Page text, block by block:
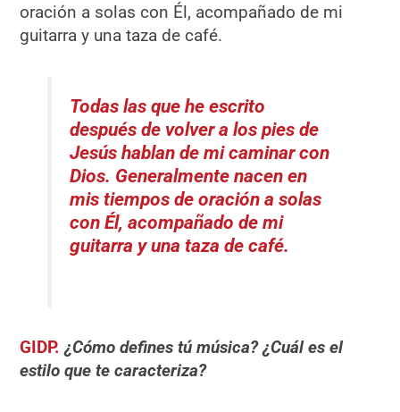
oración a solas con Él, acompañado de mi
guitarra y una taza de café.
Todas las que he escrito
después de volver a los pies de
Jesús hablan de mi caminar con
Dios. Generalmente nacen en
mis tiempos de oración a solas
con Él, acompañado de mi
guitarra y una taza de café.
GIDP. ¿Cómo defines tú música? ¿Cuál es el
estilo que te caracteriza?